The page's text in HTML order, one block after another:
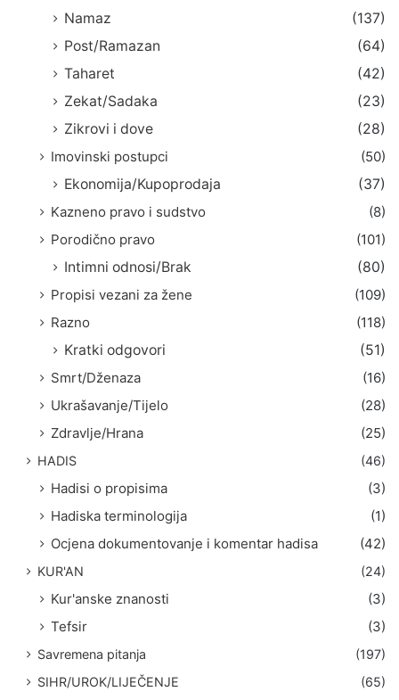
Namaz
(137)
Post/Ramazan
(64)
Taharet
(42)
Zekat/Sadaka
(23)
Zikrovi i dove
(28)
Imovinski postupci
(50)
Ekonomija/Kupoprodaja
(37)
Kazneno pravo i sudstvo
(8)
Porodično pravo
(101)
Intimni odnosi/Brak
(80)
Propisi vezani za žene
(109)
Razno
(118)
Kratki odgovori
(51)
Smrt/Dženaza
(16)
Ukrašavanje/Tijelo
(28)
Zdravlje/Hrana
(25)
HADIS (46)
Hadisi o propisima
(3)
Hadiska terminologija
(1)
Ocjena dokumentovanje i komentar hadisa
(42)
KUR'AN (24)
Kur'anske znanosti
(3)
Tefsir
(3)
Savremena pitanja
(197)
SIHR/UROK/LIJEČENJE
(65)